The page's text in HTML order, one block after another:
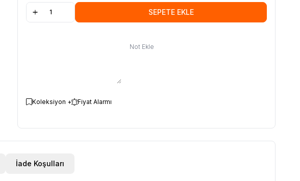
SEPETE EKLE
Not Ekle
Koleksiyon + Fiyat Alarmı
İade Koşulları